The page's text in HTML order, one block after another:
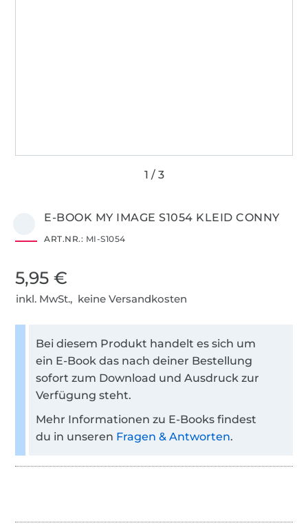
E-BOOK MY IMAGE S1054 KLEID CONNY
ART.NR.: MI-S1054
5,95 €
inkl. MwSt., keine Versandkosten
Bei diesem Produkt handelt es sich um
ein E-Book das nach deiner Bestellung
sofort zum Download und Ausdruck zur
Verfügung steht.
Mehr Informationen zu E-Books findest
du in unseren Fragen & Antworten.